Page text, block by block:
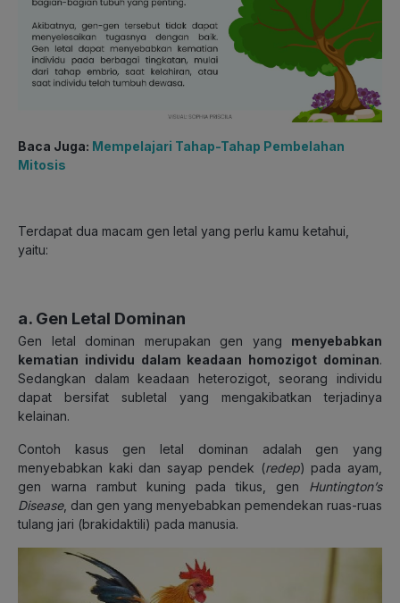
Baca Juga: Mempelajari Tahap-Tahap Pembelahan
Mitosis
Terdapat dua macam gen letal yang perlu kamu ketahui,
yaitu:
a. Gen Letal Dominan
Gen letal dominan merupakan gen yang menyebabkan
kematian individu dalam keadaan homozigot dominan.
Sedangkan dalam keadaan heterozigot, seorang individu
dapat bersifat subletal yang mengakibatkan terjadinya
kelainan.
Contoh kasus gen letal dominan adalah gen yang
menyebabkan kaki dan sayap pendek (redep) pada ayam,
gen warna rambut kuning pada tikus, gen Huntington’s
Disease, dan gen yang menyebabkan pemendekan ruas-ruas
tulang jari (brakidaktili) pada manusia.